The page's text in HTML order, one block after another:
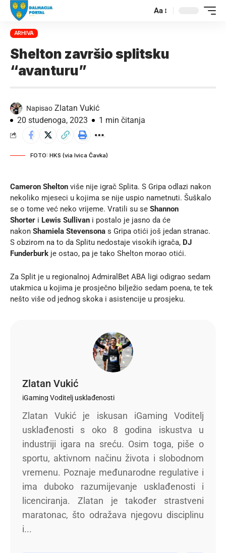
Aa
ARHIVA
Shelton završio splitsku
“avanturu”
Napisao Zlatan Vukić
20 studenoga, 2023
1 min čitanja
FOTO: HKS (via Ivica Čavka)
Cameron Shelton više nije igrač Splita. S Gripa odlazi nakon
nekoliko mjeseci u kojima se nije uspio nametnuti. Šuškalo
se o tome već neko vrijeme. Vratili su se Shannon
Shorter i Lewis Sullivan i postalo je jasno da će
nakon Shamiela Stevensona s Gripa otići još jedan stranac.
S obzirom na to da Splitu nedostaje visokih igrača, DJ
Funderburk je ostao, pa je tako Shelton morao otići.
Za Split je u regionalnoj AdmiralBet ABA ligi odigrao sedam
utakmica u kojima je prosječno bilježio sedam poena, te tek
nešto više od jednog skoka i asistencije u prosjeku.
Zlatan Vukić
iGaming Voditelj usklađenosti
Zlatan Vukić je iskusan iGaming Voditelj
usklađenosti s oko 8 godina iskustva u
industriji igara na sreću. Osim toga, piše o
sportu, aktivnom načinu života i slobodnom
vremenu. Poznaje međunarodne regulative i
ima duboko razumijevanje usklađenosti i
licenciranja. Zlatan je također strastveni
maratonac, što odražava njegovu disciplinu
i...